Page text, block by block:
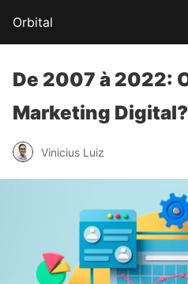
Orbital
De 2007 à 2022:
Marketing Digital?
Vinicius Luiz